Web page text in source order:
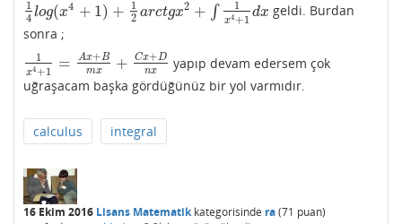
1
4 log(x4 + 1) +
1
2 arctgx2 + ∫ 1
x4+1 dx
14log(x4+ 1) +12 ar ctgx2+∫1x4+1d x
geldi. Burdan
sonra ;
1
x4+1 = Ax+B
mx + Cx+D
nx
1x4+1 =A x+Bmx +C x+Dnx yapıp devam edersem çok
uğraşacam başka gördüğünüz bir yol varmıdır.
calculus integral
16 Ekim 2016 Lisans Matematikkategorisinde ra(71 puan)